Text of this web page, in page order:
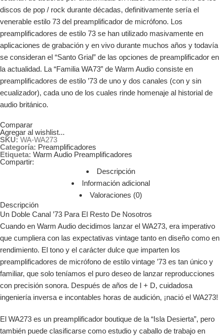
discos de pop / rock durante décadas, definitivamente sería el
venerable estilo 73 del preamplificador de micrófono. Los
preamplificadores de estilo 73 se han utilizado masivamente en
aplicaciones de grabación y en vivo durante muchos años y todavía
se consideran el “Santo Grial” de las opciones de preamplificador en
la actualidad. La “Familia WA73” de Warm Audio consiste en
preamplificadores de estilo ’73 de uno y dos canales (con y sin
ecualizador), cada uno de los cuales rinde homenaje al historial de
audio británico.
Comparar
Agregar al wishlist...
SKU: WA-WA273
Categoría: Preamplificadores
Etiqueta: Warm Audio Preamplificadores
Compartir:
Descripción
Información adicional
Valoraciones (0)
Descripción
Un Doble Canal ’73 Para El Resto De Nosotros
Cuando en Warm Audio decidimos lanzar el WA273, era imperativo
que cumpliera con las expectativas vintage tanto en diseño como en
rendimiento. El tono y el carácter dulce que imparten los
preamplificadores de micrófono de estilo vintage ’73 es tan único y
familiar, que solo teníamos el puro deseo de lanzar reproducciones
con precisión sonora. Después de años de I + D, cuidadosa
ingeniería inversa e incontables horas de audición, ¡nació el WA273!
El WA273 es un preamplificador boutique de la “Isla Desierta”, pero
también puede clasificarse como estudio y caballo de trabajo en